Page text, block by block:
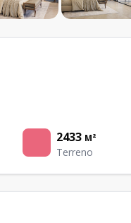
2433 M²
Terreno